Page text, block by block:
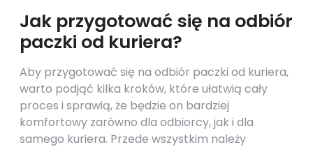
Jak przygotować się na odbiór
paczki od kuriera?
Aby przygotować się na odbiór paczki od kuriera,
warto podjąć kilka kroków, które ułatwią cały
proces i sprawią, że będzie on bardziej
komfortowy zarówno dla odbiorcy, jak i dla
samego kuriera. Przede wszystkim należy